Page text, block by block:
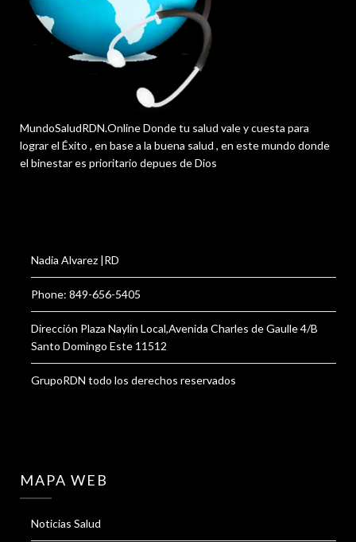
MundoSaludRDN.Online Donde tu salud vale y cuesta para
lograr el Éxito , en base a la buena salud , en este mundo donde
el binestar es prioritario depues de Dios
Nadia Alvarez |RD
Phone: 849-656-5405
Dirección Plaza Naylin Local,Avenida Charles de Gaulle 4/B
Santo Domingo Este 11512
GrupoRDN todo los derechos reservados
MAPA WEB
Noticias Salud